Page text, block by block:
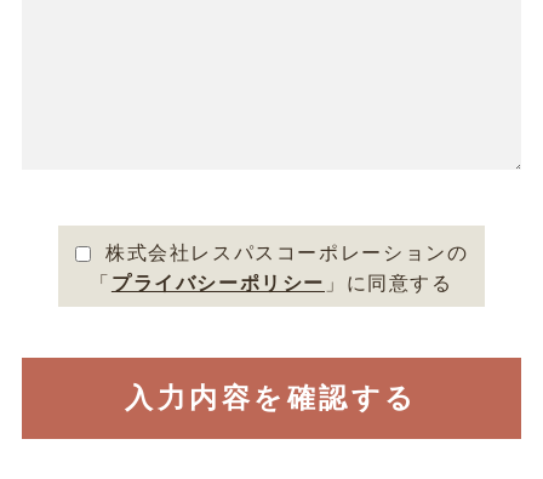
株式会社レスパスコーポレーションの
「 プライバシーポリシー 」に 同意する